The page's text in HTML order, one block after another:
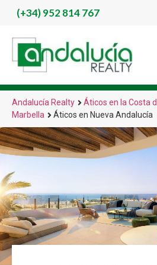
(+34)952 814 767
Andalucía Realty Áticos en la Costa
Marbella
Áticos en Nueva Andalucía